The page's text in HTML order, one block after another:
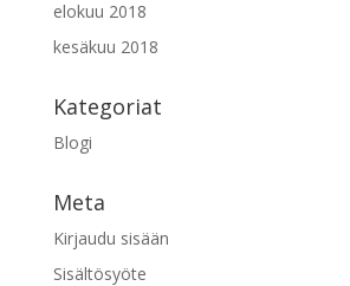
t
b
a
k
elokuu 2018
kesäkuu 2018
Kategoriat
Blogi
Meta
Kirjaudu sisään
Sisältösyöte